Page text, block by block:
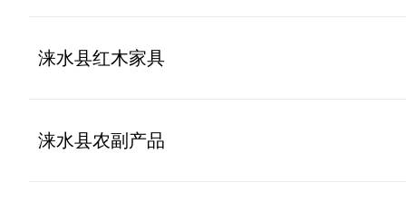
涞水县红木家具
涞水县农副产品